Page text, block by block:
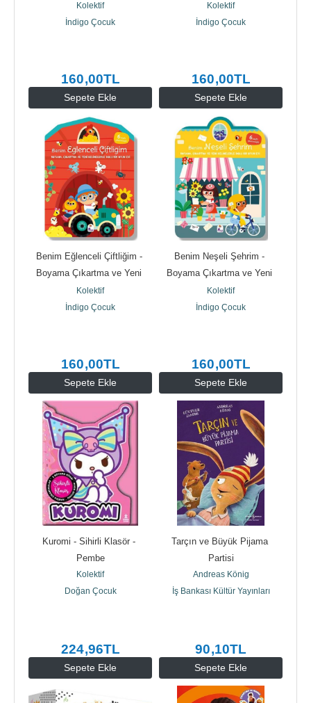
Sepete Ekle
Kelimelerle Dolu Bir Oyun Evi
Kolektif
İndigo Çocuk
160,00TL
Sepete Ekle
Kelimelerle Dolu Bir...
Kolektif
İndigo Çocuk
160,00TL
Sepete Ekle
Benim Eğlenceli Çiftliğim -
Boyama Çıkartma ve Yeni
Kelimelerle Dolu Bir...
Kolektif
İndigo Çocuk
160,00TL
Sepete Ekle
Benim Neşeli Şehrim -
Boyama Çıkartma ve Yeni
Kelimelerle Dolu Bir Oyun Evi
Kolektif
İndigo Çocuk
160,00TL
Sepete Ekle
Kuromi - Sihirli Klasör -
Pembe
Kolektif
Doğan Çocuk
224,96TL
Sepete Ekle
Tarçın ve Büyük Pijama
Partisi
Andreas König
İş Bankası Kültür Yayınları
90,10TL